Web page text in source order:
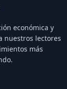
económica y
nuestros lectores
más